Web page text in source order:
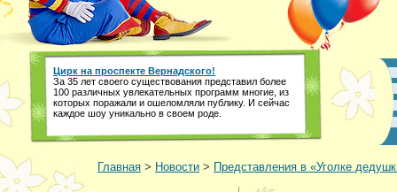
Цирк на проспекте Вернадского!
За 35 лет своего существования представил более
100 различных увлекательных программ многие, из
которых поражали и ошеломляли публику. И сейчас
каждое шоу уникально в своем роде.
Главная > Новости > Представления в «Уголке